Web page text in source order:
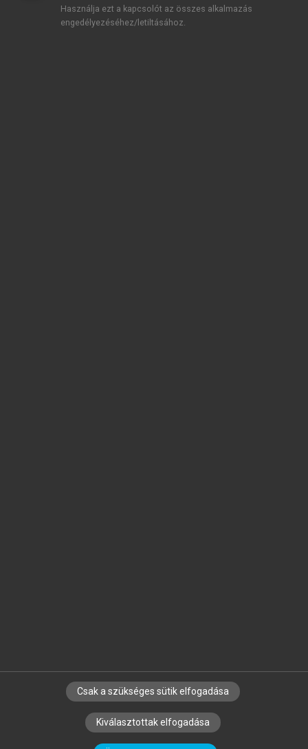
SZERZŐKNEK CÉGEKNEK KÖNYVTÁROSOKNAK
SZERKESZTÉSI ÉS LEKTORÁLÁSI ALAPELVEK
Használja ezt a kapcsolót az összes alkalmazás
engedélyezéséhez/letiltásához.
Csak a szükséges sütik elfogadása
Kiválasztottak elfogadása